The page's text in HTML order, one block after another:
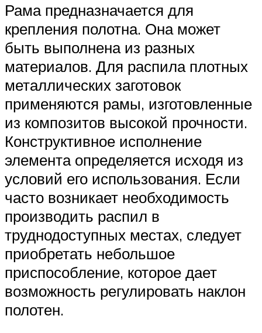
Рама предназначается для
крепления полотна. Она может
быть выполнена из разных
материалов. Для распила плотных
металлических заготовок
применяются рамы, изготовленные
из композитов высокой прочности.
Конструктивное исполнение
элемента определяется исходя из
условий его использования. Если
часто возникает необходимость
производить распил в
труднодоступных местах, следует
приобретать небольшое
приспособление, которое дает
возможность регулировать наклон
полотен.